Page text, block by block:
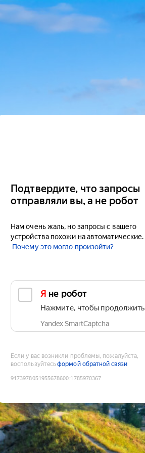
Подтвердите, что запросы
отправляли вы, а не робот
Нам очень жаль, но запросы с вашего
устройства похожи на автоматические.
Почему это могло произойти?
Я не робот
Нажмите, чтобы продолжить
Yandex SmartCaptcha
Если у вас возникли проблемы, пожалуйста,
воспользуйтесьформой обратной связи
9173978051955678600:1785970367